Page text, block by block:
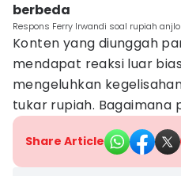
berbeda
Respons Ferry Irwandi soal rupiah
Konten yang diunggah
mendapat reaksi luar
mengeluhkan
tukar rupiah. Bagaimana
Share Article